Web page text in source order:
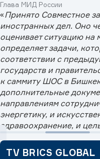
Глава МИД России
«Принято Совместное
иностранных дел. Оно
оценивает ситуацию
определяет задачи,
соответствии с
государств и
к саммиту ШОС в
дополнительные
направлениям
энергетику, и
здравоохранение, и
TV BRICS GLOBAL